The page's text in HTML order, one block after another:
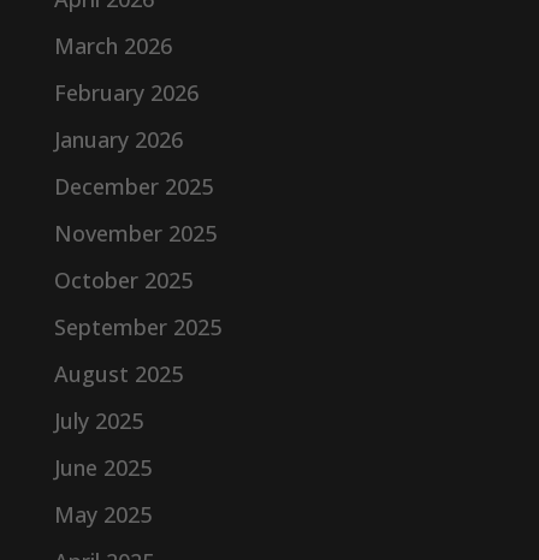
March 2026
February 2026
January 2026
December 2025
November 2025
October 2025
September 2025
August 2025
July 2025
June 2025
May 2025